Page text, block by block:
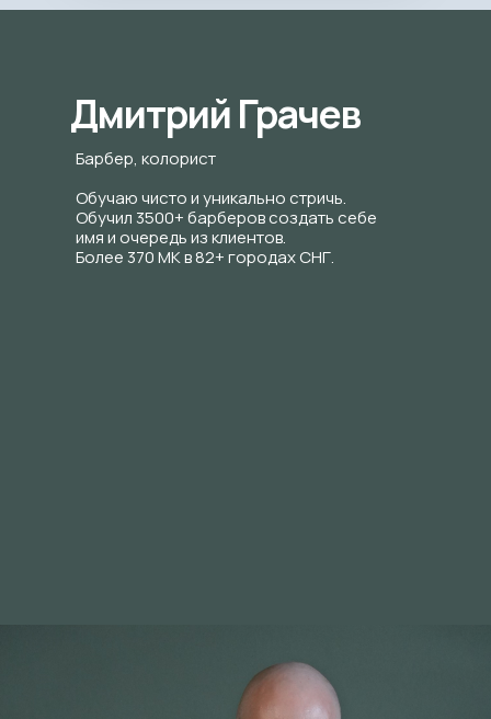
Дмитрий Грачев
Барбер, колорист
Обучаю чисто и уникально стричь.
Обучил 3500+ барберов создать себе
имя и очередь из клиентов.
Более 370 МК в 82+ городах СНГ.